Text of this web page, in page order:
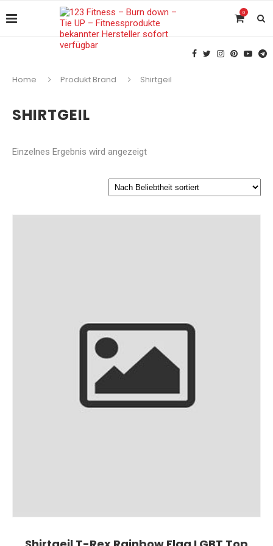
0
Home Produkt Brand Shirtgeil
SHIRTGEIL
Einzelnes Ergebnis wird angezeigt